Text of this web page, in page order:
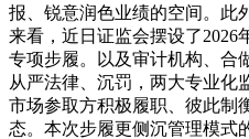
报、锐意润色业绩的空间。此
来看，近日证监会摆设了2026
专项步履。以及审计机构、合
从严法律、沉罚，两大专业化
市场参取方积极履职、彼此制
态。本次步履更侧沉管理模式